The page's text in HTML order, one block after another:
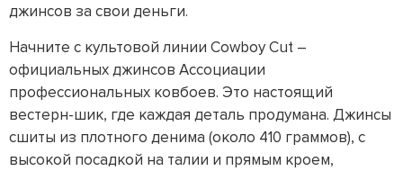
джинсов за свои деньги.
Начните с культовой линии Cowboy Cut –
официальных джинсов Ассоциации
профессиональных ковбоев. Это настоящий
вестерн-шик, где каждая деталь продумана. Джинсы
сшиты из плотного денима (около 410 граммов), с
высокой посадкой на талии и прямым кроем,